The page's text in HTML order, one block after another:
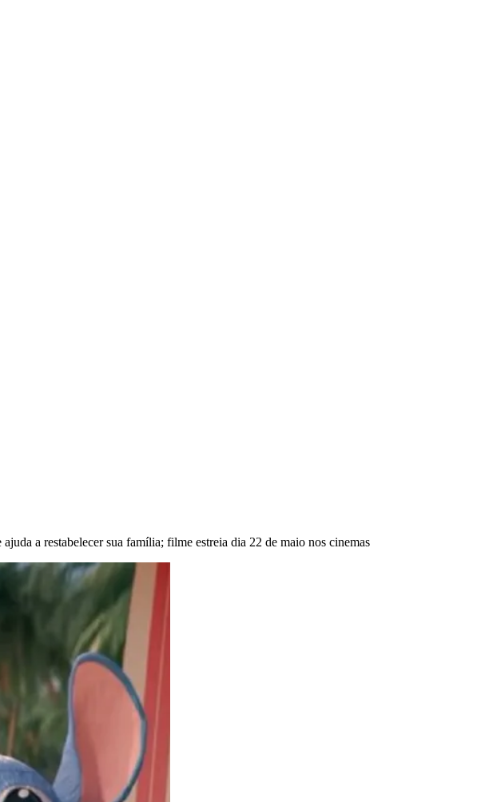
a restabelecer sua família; filme estreia dia 22 de maio nos cinemas